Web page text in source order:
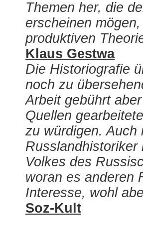
Themen her, die
erscheinen
produktiven
Klaus Gestwa
Die Historiografie
noch zu
Arbeit gebührt
Quellen
zu würdigen.
Volkes des
woran es anderen
Interesse, wohl
Soz-Kult